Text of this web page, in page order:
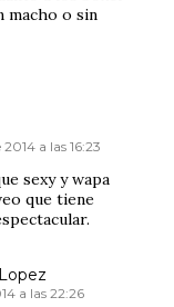
macho o sin
a las 16:23
sexy y wapa
que tiene
a las 22:26